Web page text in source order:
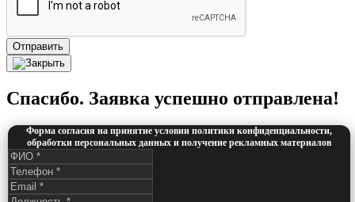
Отправить
Спасибо. Заявка успешно отправлена!
Форма согласия на принятие условии политики конфиденциальности,
обработки персональных данных и получение рекламных материалов